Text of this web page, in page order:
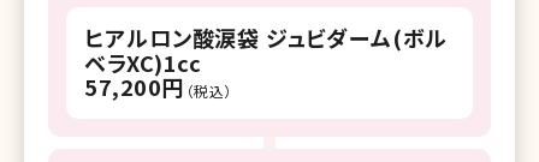
ヒアルロン酸涙袋 ジュビダーム(ボル
ベラXC)1cc
57,200円 （税込）